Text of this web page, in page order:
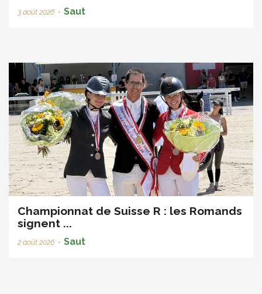
3 août 2026 • Saut
Championnat de Suisse R : les Romands
signent ...
2 août 2026 • Saut